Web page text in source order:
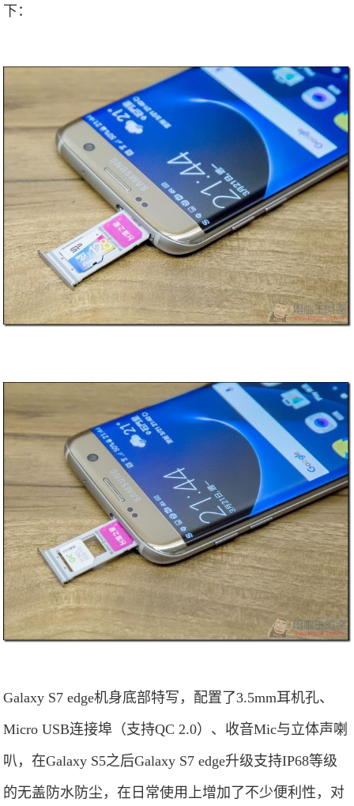
下：
Galaxy S7 edge机身底部特写，配置了3.5mm耳机孔、
Micro USB连接埠（支持QC 2.0）、收音Mic与立体声喇
叭，在Galaxy S5之后Galaxy S7 edge升级支持IP68等级
的无盖防水防尘，在日常使用上增加了不少便利性，对